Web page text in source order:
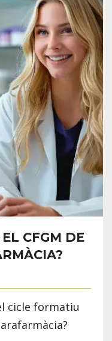
CFGM DE
cicle formatiu